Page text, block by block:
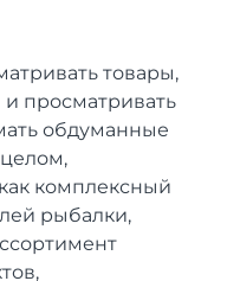
товары,
просматривать
обдуманные
комплексный
рыбалки,